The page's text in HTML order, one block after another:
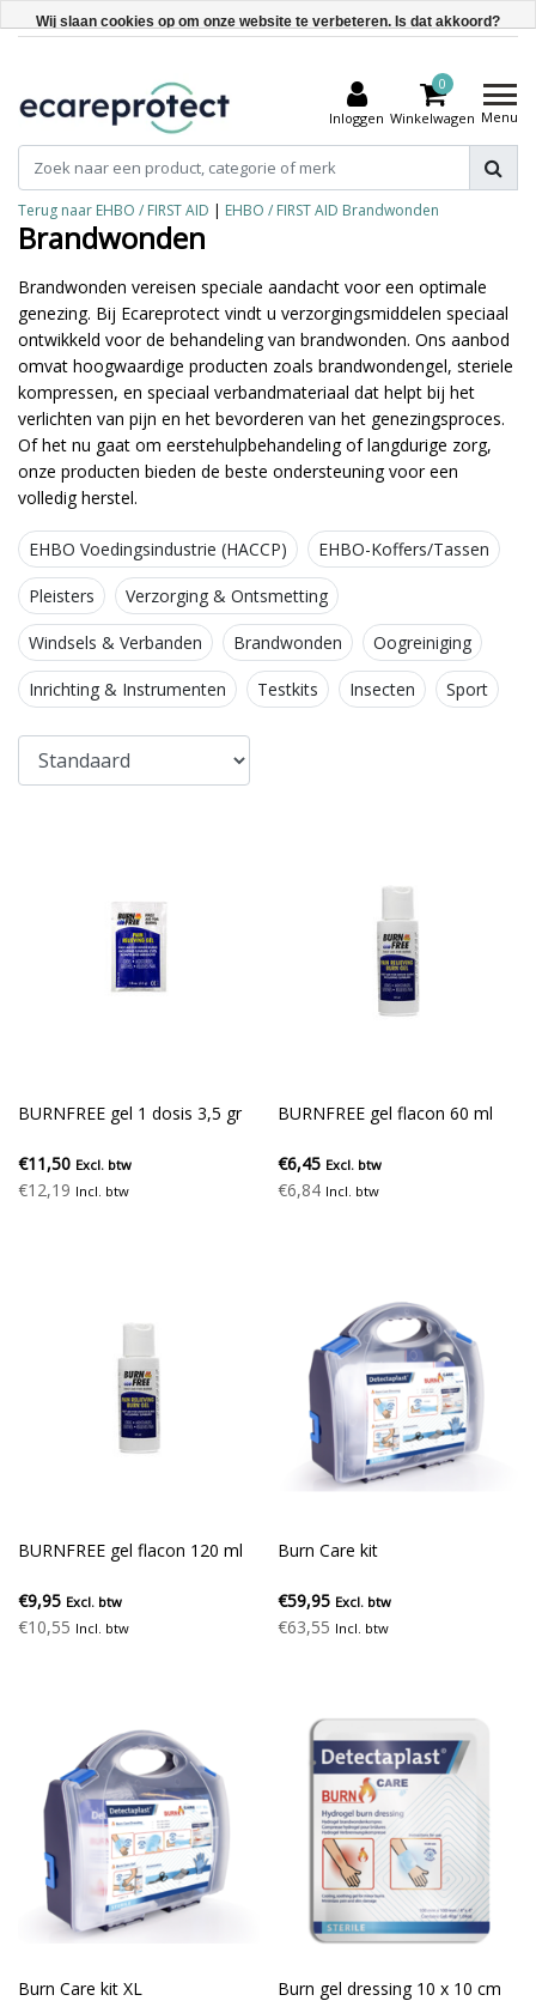
Inloggen
0
Winkelwagen Menu
Terug naar EHBO / FIRST AID | EHBO / FIRST AID Brandwonden
Brandwonden
Brandwonden vereisen speciale aandacht voor een optimale
genezing. Bij Ecareprotect vindt u verzorgingsmiddelen speciaal
ontwikkeld voor de behandeling van brandwonden. Ons aanbod
omvat hoogwaardige producten zoals brandwondengel, steriele
kompressen, en speciaal verbandmateriaal dat helpt bij het
verlichten van pijn en het bevorderen van het genezingsproces.
Of het nu gaat om eerstehulpbehandeling of langdurige zorg,
onze producten bieden de beste ondersteuning voor een
volledig herstel.
EHBO Voedingsindustrie (HACCP) EHBO-Koffers/Tassen
Pleisters Verzorging & Ontsmetting
Windsels & Verbanden Brandwonden Oogreiniging
Inrichting & Instrumenten Testkits Insecten Sport
BURNFREE gel 1 dosis 3,5 gr
€11,50 Excl. btw
€12,19 Incl. btw
BURNFREE gel flacon 60 ml
€6,45 Excl. btw
€6,84 Incl. btw
BURNFREE gel flacon 120 ml
€9,95 Excl. btw
€10,55 Incl. btw
Burn Care kit
€59,95 Excl. btw
€63,55 Incl. btw
Burn Care kit XL Burn gel dressing 10 x 10 cm
Wij slaan cookies op om onze website te verbeteren. Is dat akkoord?